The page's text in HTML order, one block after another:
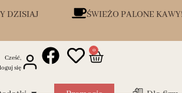
DZISIAJ ŚWIEŻO PALONE KAWY!
Cześć,
się
0